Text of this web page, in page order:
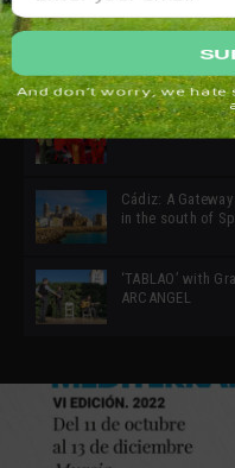
SIMOF 30 Edition
Cádiz: A
in the south of
‘TABLAO’ with
ARCANGEL